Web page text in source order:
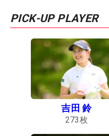
PICK-UP PLAYER
吉田 鈴
273枚